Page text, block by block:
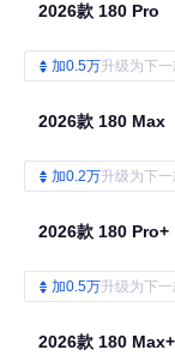
2026款 180 Pro
加0.5万升级为下
2026款 180 Max
加0.2万升级为下
2026款 180 Pro+
加0.5万升级为下
2026款 180 Max+